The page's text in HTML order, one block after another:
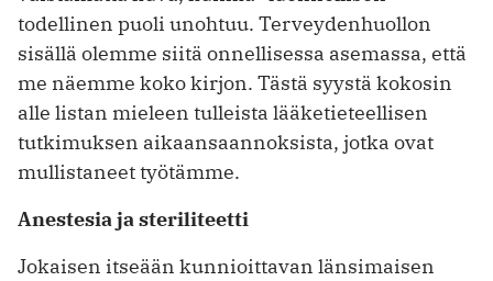
todellinen puoli unohtuu. Terveydenhuollon
sisällä olemme siitä onnellisessa asemassa, että
me näemme koko kirjon. Tästä syystä kokosin
alle listan mieleen tulleista lääketieteellisen
tutkimuksen aikaansaannoksista, jotka ovat
mullistaneet työtämme.
Anestesia ja steriliteetti
Jokaisen itseään kunnioittavan länsimaisen